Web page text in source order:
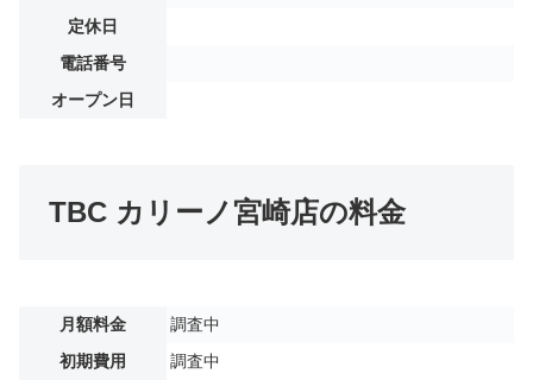
定休日
電話番号
オープン日
TBC カリーノ宮崎店の料金
月額料金
調査中
初期費用
調査中